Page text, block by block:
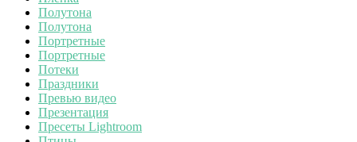
Полутона
Полутона
Портретные
Портретные
Потеки
Праздники
Превью видео
Презентация
Пресеты Lightroom